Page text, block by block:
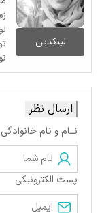
لینکدین
ارسال نظر
نــام و نام خانوادگی
پست الکترونیکی